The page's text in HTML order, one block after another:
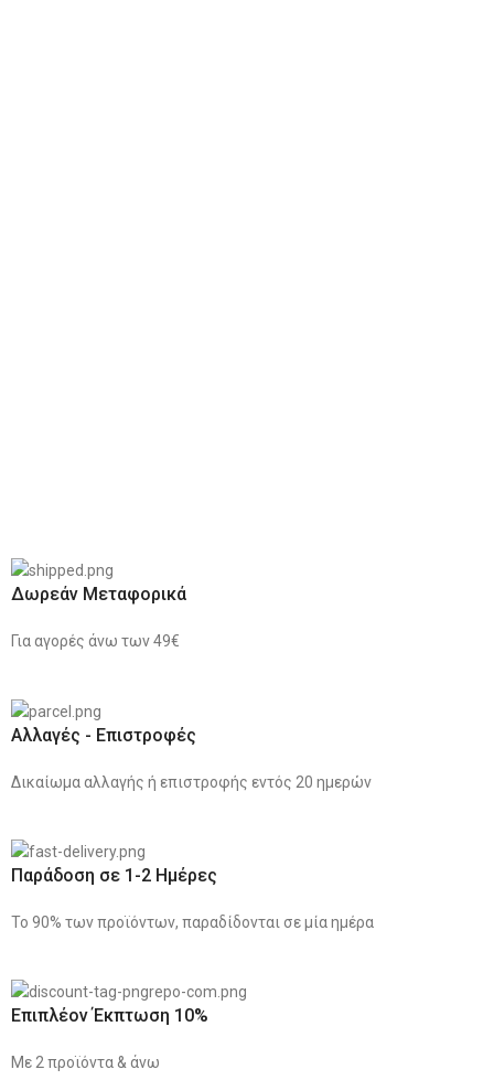
Δωρεάν Μεταφορικά
Για αγορές άνω των 49€
Αλλαγές - Επιστροφές
Δικαίωμα αλλαγής ή επιστροφής εντός 20 ημερών
Παράδοση σε 1-2 Ημέρες
Το 90% των προϊόντων, παραδίδονται σε μία ημέρα
Επιπλέον Έκπτωση 10%
Με 2 προϊόντα & άνω